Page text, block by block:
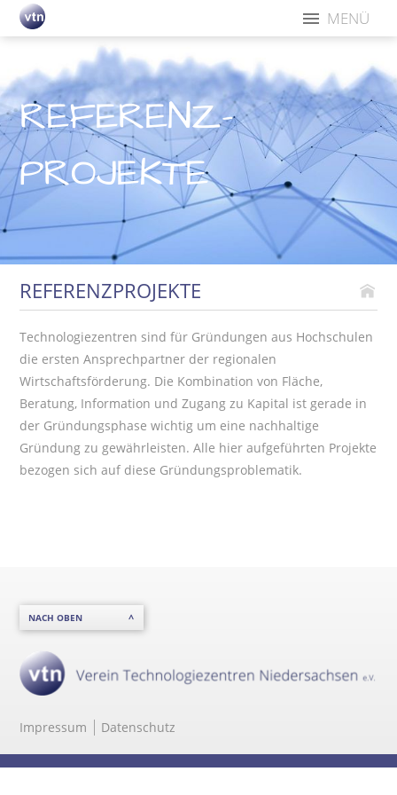
MENÜ
REFERENZ­
PROJEKTE
REFERENZPROJEKTE
Technologiezentren sind für Gründungen aus Hochschulen
die ersten Ansprechpartner der regionalen
Wirtschaftsförderung. Die Kombination von Fläche,
Beratung, Information und Zugang zu Kapital ist gerade in
der Gründungsphase wichtig um eine nachhaltige
Gründung zu gewährleisten. Alle hier aufgeführten Projekte
bezogen sich auf diese Gründungsproblematik.
NACH OBEN
Impressum Datenschutz